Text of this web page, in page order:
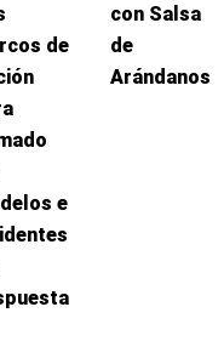
de
e
con Salsa
de
Arándanos